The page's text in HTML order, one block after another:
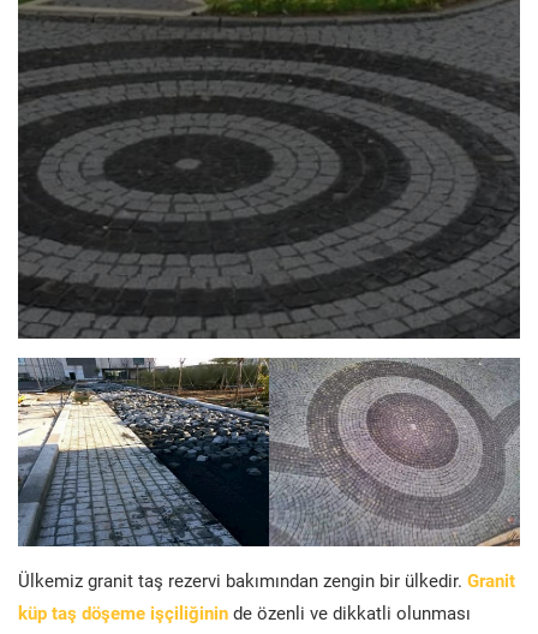
Ülkemiz granit taş rezervi bakımından zengin bir ülkedir. Granit
küp taş döşeme işçiliğinin de özenli ve dikkatli olunması